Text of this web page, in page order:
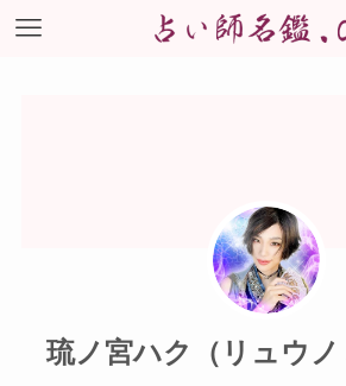
琉ノ宮ハク（リュウノ